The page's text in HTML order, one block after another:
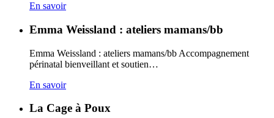
En savoir
Emma Weissland : ateliers mamans/bb
Emma Weissland : ateliers mamans/bb Accompagnement
périnatal bienveillant et soutien…
En savoir
La Cage à Poux